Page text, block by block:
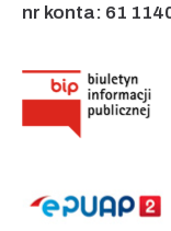
nr konta: 61